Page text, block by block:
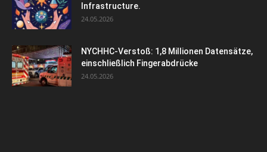
Infrastructure.
24.05.2026
NYCHHC-Verstoß: 1,8 Millionen Datensätze,
einschließlich Fingerabdrücke
24.05.2026